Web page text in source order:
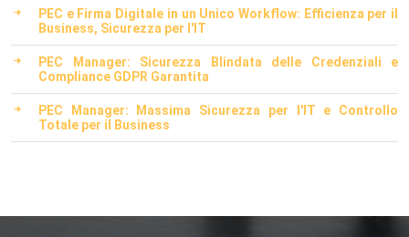
PEC e Firma Digitale in un Unico Workflow: Efficienza per il
Business, Sicurezza per l'IT
PEC Manager: Sicurezza Blindata delle Credenziali e
Compliance GDPR Garantita
PEC Manager: Massima Sicurezza per l'IT e Controllo
Totale per il Business